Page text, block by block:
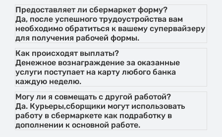
Предоставляет ли сбермаркет форму?
Да, после успешного трудоустройства вам
необходимо обратиться к вашему супервайзеру
для получения рабочей формы.
Как происходят выплаты?
Денежное вознаграждение за оказанные
услуги поступает на карту любого банка
каждую неделю.
Могу ли я совмещать с другой работой?
Да. Курьеры,сборщики могут использовать
работу в сбермаркете как подработку в
дополнении к основной работе.